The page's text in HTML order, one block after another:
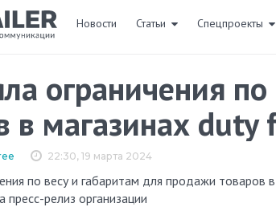
Новости Статьи Спецпроекты
ограничения
в магазинах duty
22:30, 19 марта 2024
пресс-релиз организации